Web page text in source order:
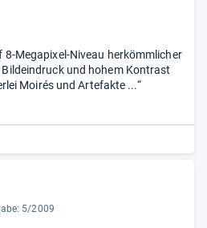
8-Megapixel-Niveau herkömmlicher
und hohem Kontrast
Moirés und Artefakte ...“
5/2009